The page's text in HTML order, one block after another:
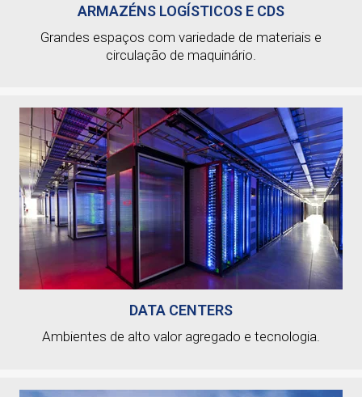
ARMAZÉNS LOGÍSTICOS E CDS
Grandes espaços com variedade de materiais e
circulação de maquinário.
DATA CENTERS
Ambientes de alto valor agregado e tecnologia.